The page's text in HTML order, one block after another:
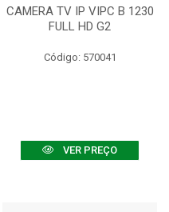
CAMERA TV IP VIPC B 1230
FULL HD G2
Código: 570041
VER PREÇO